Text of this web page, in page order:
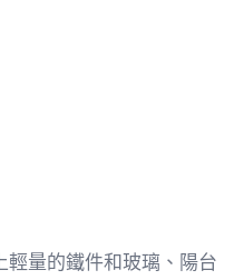
輕量的鐵件和玻璃、陽台